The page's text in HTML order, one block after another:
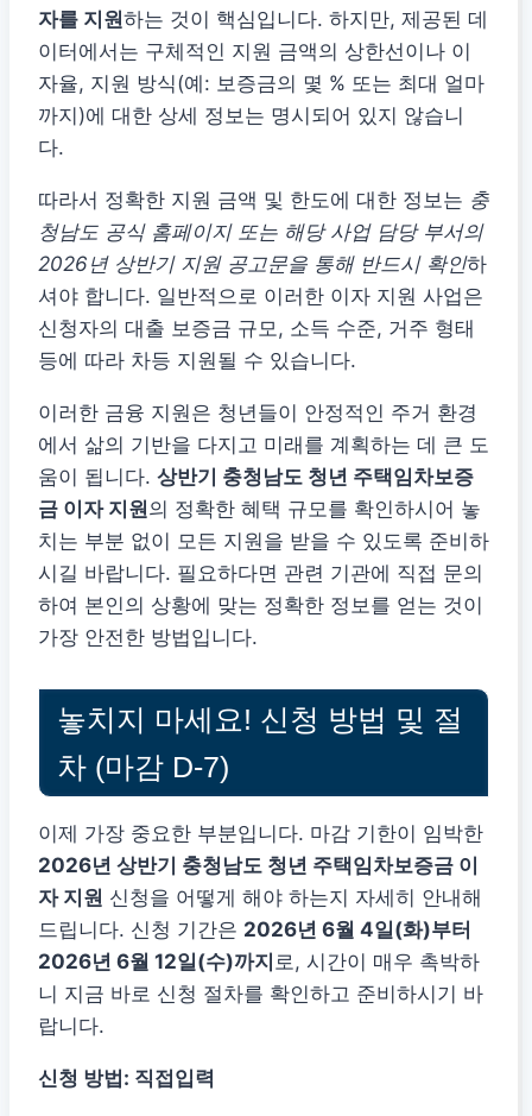
자를 지원하는 것이 핵심입니다. 하지만, 제공된 데
이터에서는 구체적인 지원 금액의 상한선이나 이
자율, 지원 방식(예: 보증금의 몇 % 또는 최대 얼마
까지)에 대한 상세 정보는 명시되어 있지 않습니
다.
따라서 정확한 지원 금액 및 한도에 대한 정보는 충
청남도 공식 홈페이지 또는 해당 사업 담당 부서의
2026년 상반기 지원 공고문을 통해 반드시 확인하
셔야 합니다. 일반적으로 이러한 이자 지원 사업은
신청자의 대출 보증금 규모, 소득 수준, 거주 형태
등에 따라 차등 지원될 수 있습니다.
이러한 금융 지원은 청년들이 안정적인 주거 환경
에서 삶의 기반을 다지고 미래를 계획하는 데 큰 도
움이 됩니다. 상반기 충청남도 청년 주택임차보증
금 이자 지원의 정확한 혜택 규모를 확인하시어 놓
치는 부분 없이 모든 지원을 받을 수 있도록 준비하
시길 바랍니다. 필요하다면 관련 기관에 직접 문의
하여 본인의 상황에 맞는 정확한 정보를 얻는 것이
가장 안전한 방법입니다.
놓치지 마세요! 신청 방법 및 절
차 (마감 D-7)
이제 가장 중요한 부분입니다. 마감 기한이 임박한
2026년 상반기 충청남도 청년 주택임차보증금 이
자 지원 신청을 어떻게 해야 하는지 자세히 안내해
드립니다. 신청 기간은 2026년 6월 4일(화)부터
2026년 6월 12일(수)까지 로, 시간이 매우 촉박하
니 지금 바로 신청 절차를 확인하고 준비하시기 바
랍니다.
신청 방법: 직접입력